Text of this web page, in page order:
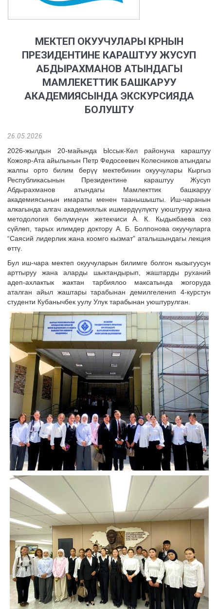
МЕКТЕП ОКУУЧУЛАРЫ КРНЫН
ПРЕЗИДЕНТИНЕ КАРАШТУУ ЖУСУП
АБДЫРАХМАНОВ АТЫНДАГЫ
МАМЛЕКЕТТИК БАШКАРУУ
АКАДЕМИЯСЫНДА ЭКСКУРСИЯДА
БОЛУШТУ
26.05.2026
2026-жылдын 20-майында Ыссык-Көл районуна караштуу
Кожояр-Ата айылынын Петр Федосеевич Колесников атындагы
жалпы орто билим берүү мектебинин окуучулары Кыргыз
Республикасынын Президентине караштуу Жусуп
Абдырахманов атындагы Мамлекттик башкаруу
академиясынын имараты менен таанышышты. Иш-чаранын
алкагында алгач академиялык ишмердүүлүктү уюштуруу жана
методология бөлүмүнүн жетекчиси А. К. Кыдыкбаева сөз
сүйлөп, тарых илимдер доктору А. Б. Болпонова окуучуларга
“Саясий лидерлик жана коомго кызмат” аталышындагы лекция
өттү.
Бул иш-чара мектеп окуучуларын билимге болгон кызыгуусун
арттыруу жана аларды шыктандырып, жаштарды руханий
адеп-ахлактык жактан тарбиялоо максатында жогоруда
аталган айыл жаштары тарабынан демилгеленип 4-курстун
студенти Кубанычбек уулу Улук тарабынан уюштурулган.